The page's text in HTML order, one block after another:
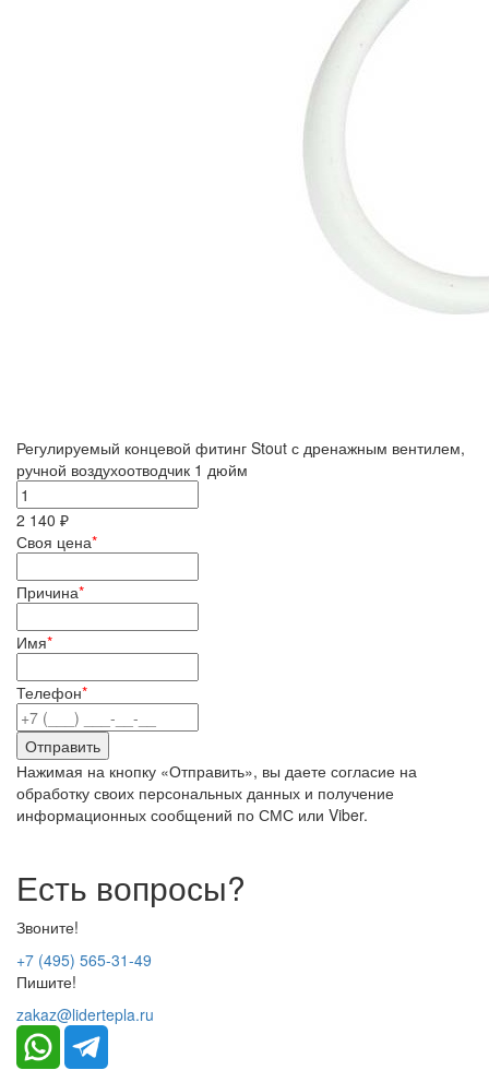
Регулируемый концевой фитинг Stout с дренажным вентилем,
ручной воздухоотводчик 1 дюйм
2 140 ₽
Своя цена*
Причина*
Имя*
Телефон*
Нажимая на кнопку «Отправить», вы даете согласие на
обработку своих персональных данных и получение
информационных сообщений по СМС или Viber.
Есть вопросы?
Звоните!
+7 (495) 565-31-49
Пишите!
zakaz@lidertepla.ru